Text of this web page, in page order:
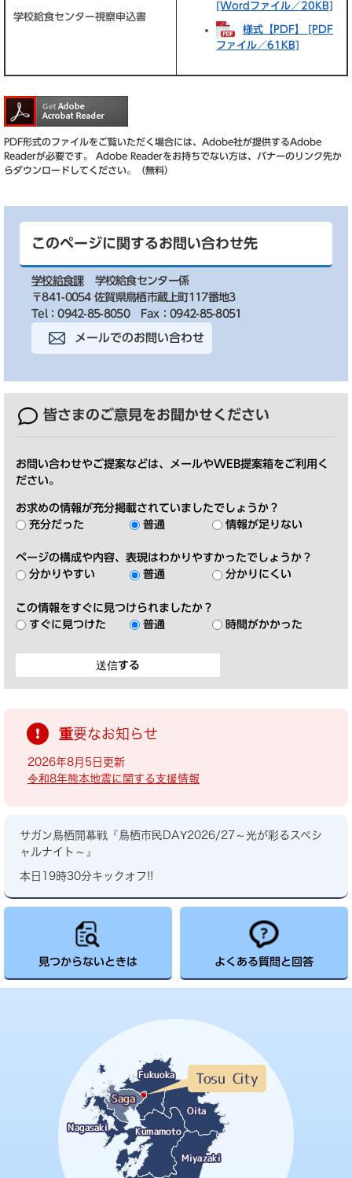
学校給食センター視察申込書
[Wordファイル／20KB]
様式【PDF】 [PDF
ファイル／61KB]
PDF形式のファイルをご覧いただく場合には、Adobe社が提供するAdobe
Readerが必要です。
Adobe Readerをお持ちでない方は、バナーのリンク先か
らダウンロードしてください。（無料）
このページに関するお問い合わせ先
学校給食課
学校給食センター係
〒841-0054 佐賀県鳥栖市蔵上町117番地3
Tel：0942-85-8050
Fax：0942-85-8051
メールでのお問い合わせ
皆さまのご意見をお聞かせください
お問い合わせやご提案などは、メールやWEB提案箱をご利用く
ださい。
お求めの情報が充分掲載されていましたでしょうか？
充分だった
普通 情報が足りない
ページの構成や内容、表現はわかりやすかったでしょうか？
分かりやすい
普通 分かりにくい
この情報をすぐに見つけられましたか？
すぐに見つけた
普通 時間がかかった
重要なお知らせ
2026年8月5日更新
令和8年熊本地震に関する支援情報
サガン鳥栖開幕戦『鳥栖市民DAY2026/27～光が彩るスペシ
ャルナイト～』
本日19時30分キックオフ!!
見つからないときは よくある質問と回答